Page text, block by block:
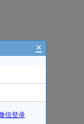
×
信登录